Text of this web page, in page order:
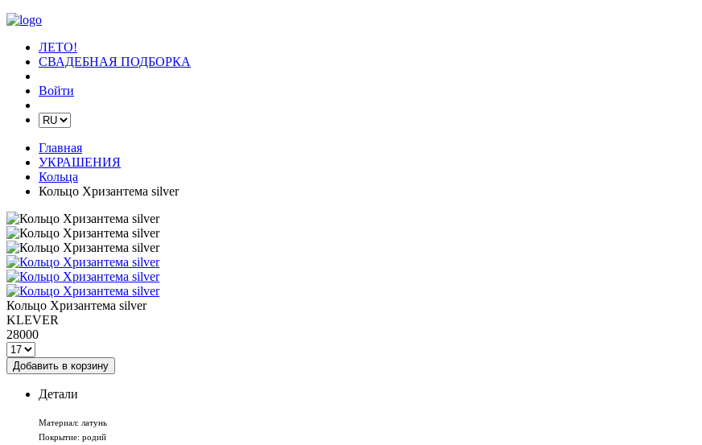
ЛЕТО!
СВАДЕБНАЯ ПОДБОРКА
Войти
Главная
УКРАШЕНИЯ
Кольца
Кольцо Хризантема silver
Кольцо Хризантема silver
KLEVER
28000
Добавить в корзину
Детали
Материал: латунь
Покрытие: родий